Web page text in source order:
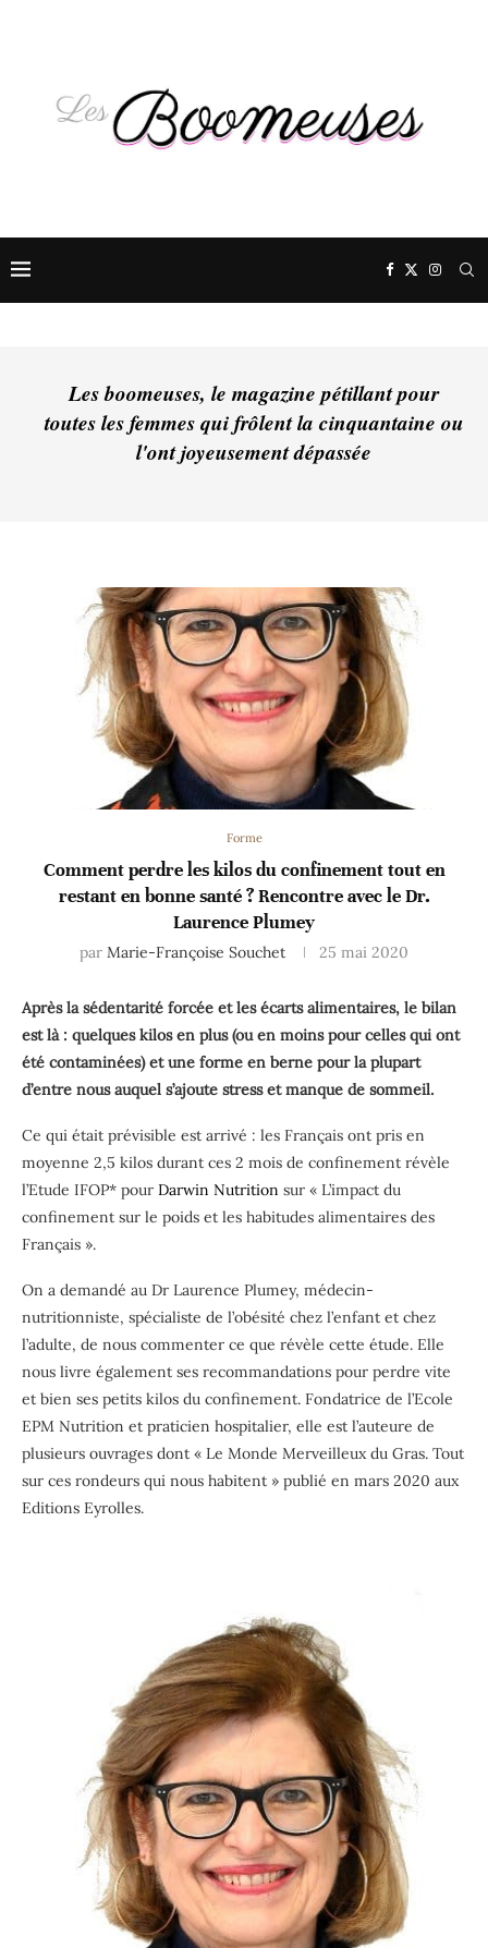
Les boomeuses, le magazine pétillant pour
toutes les femmes qui frôlent la cinquantaine ou
l'ont joyeusement dépassée
Forme
Comment perdre les kilos du confinement tout en
restant en bonne santé ? Rencontre avec le Dr.
Laurence Plumey
par Marie-Françoise Souchet 25 mai 2020
Après la sédentarité forcée et les écarts alimentaires, le bilan
est là : quelques kilos en plus(ou en moins pour celles qui ont
été contaminées)et une forme en berne pour la plupart
d’entre nousauquel s’ajoute stress et manque de sommeil.
Ce qui était prévisible est arrivé : les Français ont pris en
moyenne 2,5 kilos durant ces 2 mois de confinement révèle
l’Etude IFOP* pour Darwin Nutrition sur « L’impact du
confinement sur le poids et les habitudes alimentaires des
Français ».
On a demandé au Dr Laurence Plumey, médecin-
nutritionniste, spécialiste de l’obésité chez l’enfant et chez
l’adulte, de nous commenter ce que révèle cette étude. Elle
nous livre également ses recommandations pour perdre vite
et bien ses petits kilos du confinement. Fondatrice de l’Ecole
EPM Nutrition et praticien hospitalier, elle est l’auteure de
plusieurs ouvrages dont « Le Monde Merveilleux du Gras. Tout
sur ces rondeurs qui nous habitent » publié en mars 2020 aux
Editions Eyrolles.